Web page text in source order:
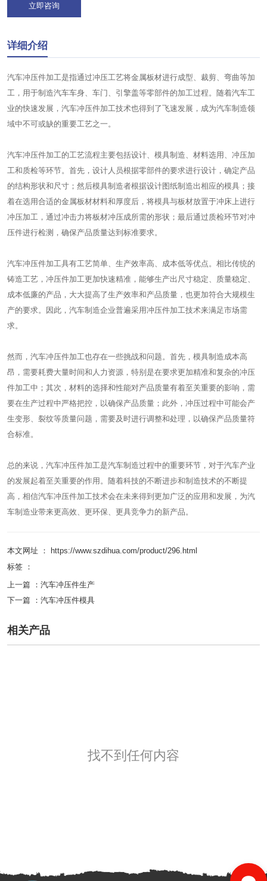
立即咨询
详细介绍
汽车冲压件加工是指通过冲压工艺将金属板材进行成型、裁剪、弯曲等加
工，用于制造汽车车身、车门、引擎盖等零部件的加工过程。随着汽车工
业的快速发展，汽车冲压件加工技术也得到了飞速发展，成为汽车制造领
域中不可或缺的重要工艺之一。
汽车冲压件加工的工艺流程主要包括设计、模具制造、材料选用、冲压加
工和质检等环节。首先，设计人员根据零部件的要求进行设计，确定产品
的结构形状和尺寸；然后模具制造者根据设计图纸制造出相应的模具；接
着在选用合适的金属板材材料和厚度后，将模具与板材放置于冲床上进行
冲压加工，通过冲击力将板材冲压成所需的形状；最后通过质检环节对冲
压件进行检测，确保产品质量达到标准要求。
汽车冲压件加工具有工艺简单、生产效率高、成本低等优点。相比传统的
铸造工艺，冲压件加工更加快速精准，能够生产出尺寸稳定、质量稳定、
成本低廉的产品，大大提高了生产效率和产品质量，也更加符合大规模生
产的要求。因此，汽车制造企业普遍采用冲压件加工技术来满足市场需
求。
然而，汽车冲压件加工也存在一些挑战和问题。首先，模具制造成本高
昂，需要耗费大量时间和人力资源，特别是在要求更加精准和复杂的冲压
件加工中；其次，材料的选择和性能对产品质量有着至关重要的影响，需
要在生产过程中严格把控，以确保产品质量；此外，冲压过程中可能会产
生变形、裂纹等质量问题，需要及时进行调整和处理，以确保产品质量符
合标准。
总的来说，汽车冲压件加工是汽车制造过程中的重要环节，对于汽车产业
的发展起着至关重要的作用。随着科技的不断进步和制造技术的不断提
高，相信汽车冲压件加工技术会在未来得到更加广泛的应用和发展，为汽
车制造业带来更高效、更环保、更具竞争力的新产品。
本文网址 ： https://www.szdihua.com/product/296.html
标签 ：
上一篇 ： 汽车冲压件生产
下一篇 ： 汽车冲压件模具
相关产品
找不到任何内容